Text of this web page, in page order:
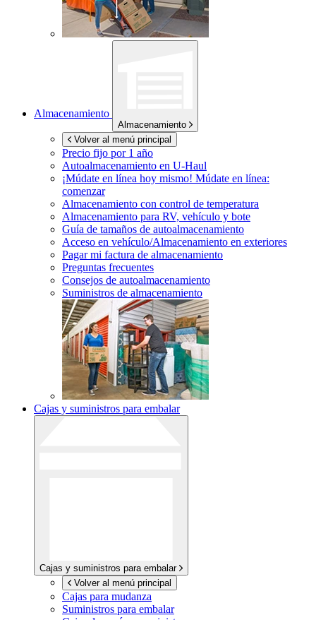
Almacenamiento
Almacenamiento
Volver al menú principal
Precio fijo por 1 año
Autoalmacenamiento en U-Haul
¡Múdate en línea hoy mismo! Múdate en línea:
comenzar
Almacenamiento con control de temperatura
Almacenamiento para RV, vehículo y bote
Guía de tamaños de autoalmacenamiento
Acceso en vehículo/Almacenamiento en exteriores
Pagar mi factura de almacenamiento
Preguntas frecuentes
Consejos de autoalmacenamiento
Suministros de almacenamiento
Cajas y suministros para embalar
Cajas y suministros para embalar
Volver al menú principal
Cajas para mudanza
Suministros para embalar